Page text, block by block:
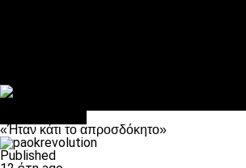
«Ήταν κάτι το απροσδόκητο»
Published